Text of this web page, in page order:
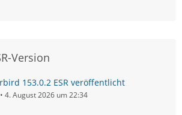
Version
153.0.2 ESR veröffentlicht
4. August 2026 um 22:34